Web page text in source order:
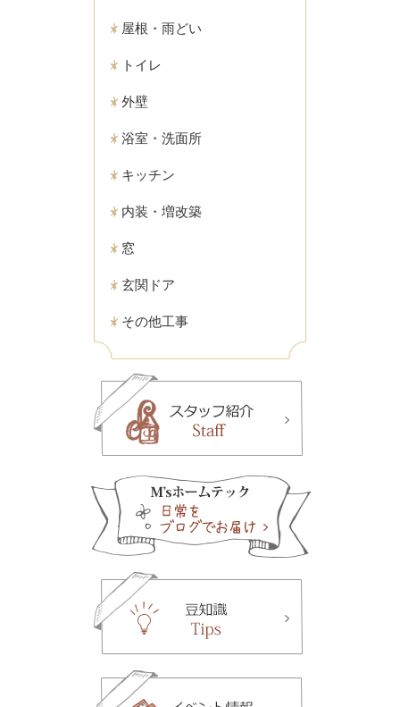
屋根・雨どい
トイレ
外壁
浴室・洗面所
キッチン
内装・増改築
窓
玄関ドア
その他工事